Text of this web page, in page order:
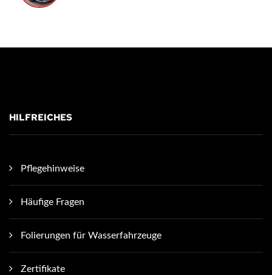
HILFREICHES
Pflegehinweise
Häufige Fragen
Folierungen für Wasserfahrzeuge
Zertifikate